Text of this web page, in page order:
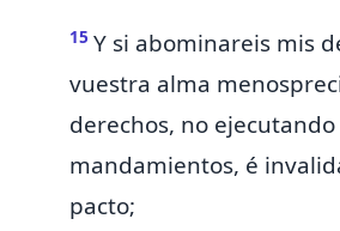
15 Y si abominareis mis
vuestra alma
derechos, no
mandamientos, é
pacto;